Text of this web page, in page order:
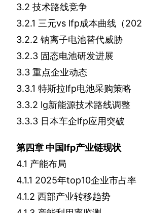
3.2 技术路线竞争
3.2.1 三元vs lfp成本曲线（
3.2.2 钠离子电池替代威胁
3.2.3 固态电池研发进展
3.3 重点企业动态
3.3.1 特斯拉lfp电池采购策略
3.3.2 lg新能源技术路线调整
3.3.3 日本车企lfp应用突破
第四章 中国lfp产业链现状
4.1 产能布局
4.1.1 2025年top10企业市占率
4.1.2 西部产业转移趋势